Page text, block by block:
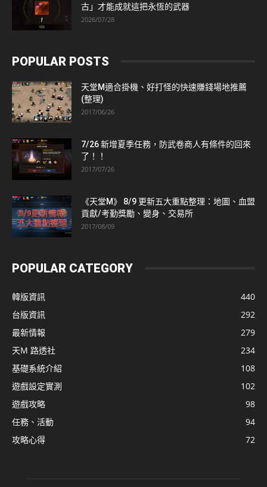
古」才能成就這把永恆的武器
2026/07/28
POPULAR POSTS
天堂M適合掛機、好打怪的快速賺錢場地推薦
(整理)
2017/06/26
7/26 新增夏季任務，防武卷商人有條件的回來
了！！
2017/07/26
《天堂M》 8/9 更新五大重點整理：地圖、血盟
貢獻/考勤獎勵、變身、交易所
2017/08/09
POPULAR CATEGORY
韓版資訊
440
台版資訊
292
最新情報
279
天M 路透社
234
基礎系統介紹
108
遊戲設定實測
102
遊戲攻略
98
任務、活動
94
攻略心得
72